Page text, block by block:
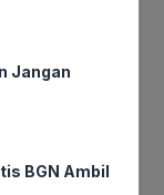
Peluru
Jangan
BGN Ambil